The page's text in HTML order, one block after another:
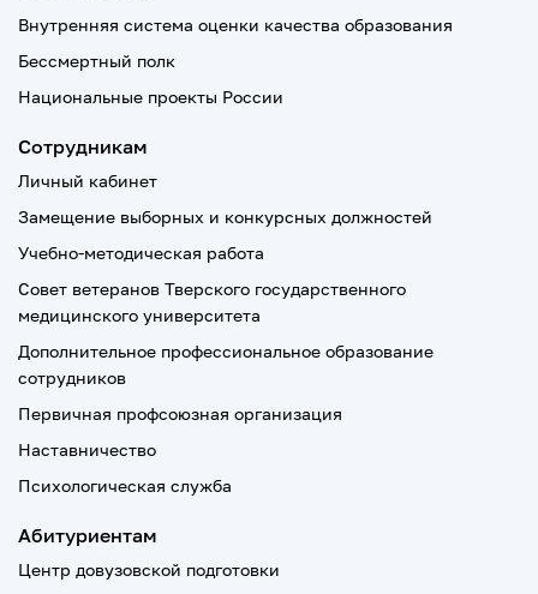
Внутренняя система оценки качества образования
Бессмертный полк
Национальные проекты России
Сотрудникам
Личный кабинет
Замещение выборных и конкурсных должностей
Учебно-методическая работа
Совет ветеранов Тверского государственного
медицинского университета
Дополнительное профессиональное образование
сотрудников
Первичная профсоюзная организация
Наставничество
Психологическая служба
Абитуриентам
Центр довузовской подготовки